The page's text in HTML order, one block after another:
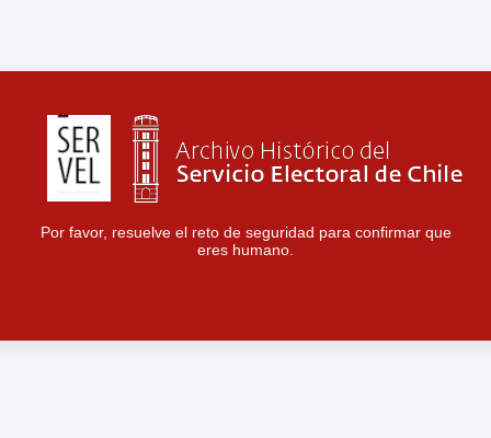
Por favor, resuelve el reto de seguridad para confirmar que
eres humano.